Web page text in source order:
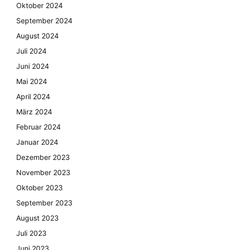
Oktober 2024
September 2024
August 2024
Juli 2024
Juni 2024
Mai 2024
April 2024
März 2024
Februar 2024
Januar 2024
Dezember 2023
November 2023
Oktober 2023
September 2023
August 2023
Juli 2023
Juni 2023